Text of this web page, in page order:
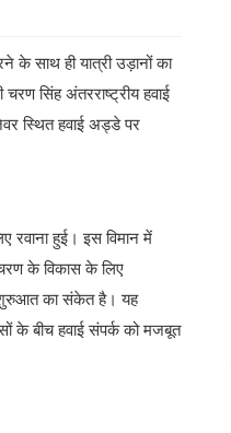
के साथ ही यात्री उड़ानों का
सिंह अंतरराष्ट्रीय हवाई
स्थित हवाई अड्डे पर
हुई। इस विमान में
के विकास के लिए
शुरुआत का संकेत है। यह
के बीच हवाई संपर्क को मजबूत